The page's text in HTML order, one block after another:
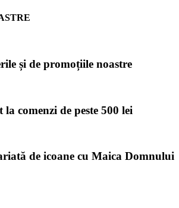
și de promoțiile noastre
comenzi de peste 500 lei
de icoane cu Maica Domnului